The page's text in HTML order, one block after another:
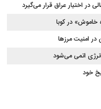
در اختیار عراق قرار می‌گیرد
خاموش» در کوبا
امنیت مرزها
اتمی می‌شود
خود